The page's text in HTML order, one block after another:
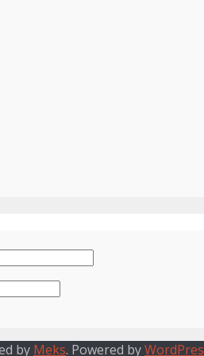
by Meks. Powered by